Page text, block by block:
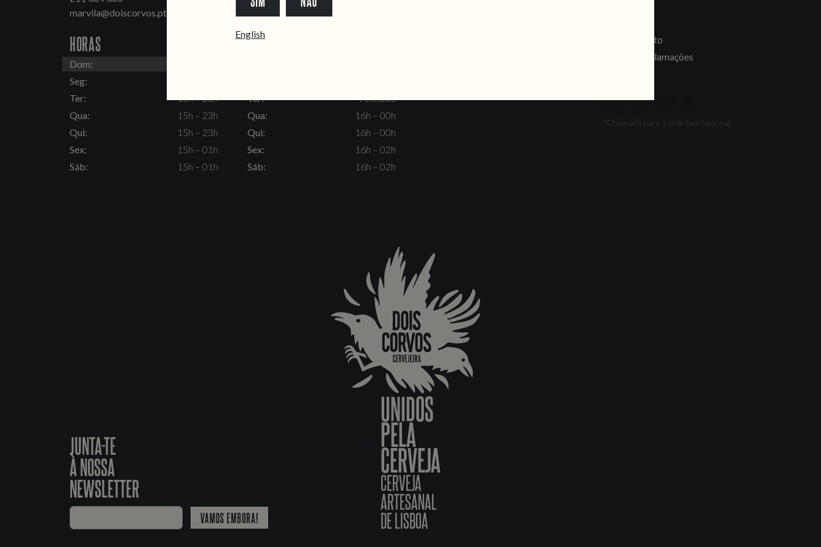
marvila@doiscorvos.pt
HORAS
Dom:
Seg:
Ter:
15h – 23h
Qua:
15h – 23h
Qui:
15h – 23h
Sex:
15h – 01h
Sáb:
15h – 01h
HORAS
Ter:
Fechado
Qua:
16h – 00h
Qui:
16h – 00h
Sex:
16h – 02h
Sáb:
16h – 02h
Recrutamento
Livro de Reclamações
*Chamada para a rede fixa nacional
JUNTA-TE
À NOSSA
NEWSLETTER
VAMOS EMBORA!
UNIDOS
PELA
CERVEJA
CERVEJA
ARTESANAL
DE LISBOA
English